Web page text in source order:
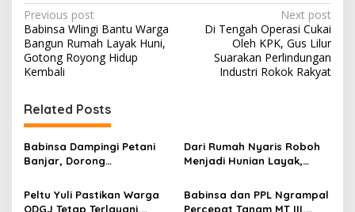
P
o
s
t
n
a
v
i
g
Previous post
Babinsa Wlingi Bantu Warga
Bangun Rumah Layak Huni,
Gotong Royong Hidup
Kembali
Next post
Di Tengah Operasi Cukai
Oleh KPK, Gus Lilur
Suarakan Perlindungan
Industri Rokok Rakyat
Related Posts
Babinsa Dampingi Petani
Banjar, Dorong
Ketahanan Pangan
Dari Rumah Nyaris Roboh
Menjadi Hunian Layak,
Wujudkan Harapan Ibu Feri
Peltu Yuli Pastikan Warga
ODGJ Tetap Terlayani,
Babinsa dan PPL Ngrampal
Percepat Tanam MT III,